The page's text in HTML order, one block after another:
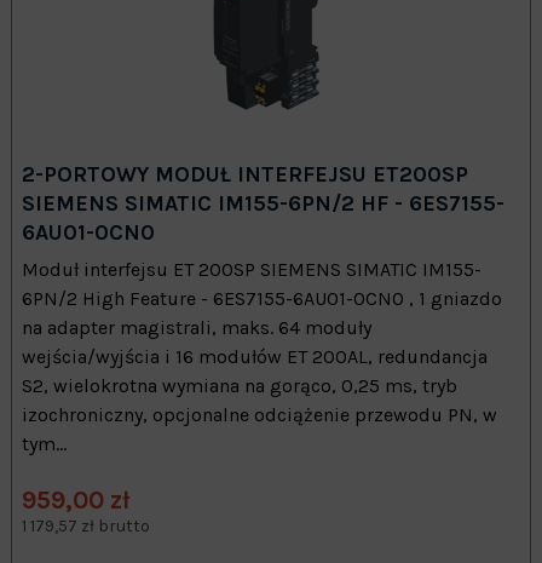
2-PORTOWY MODUŁ INTERFEJSU ET200SP
SIEMENS SIMATIC IM155-6PN/2 HF - 6ES7155-
6AU01-0CN0
Moduł interfejsu ET 200SP SIEMENS SIMATIC IM155-
6PN/2 High Feature - 6ES7155-6AU01-0CN0 , 1 gniazdo
na adapter magistrali, maks. 64 moduły
wejścia/wyjścia i 16 modułów ET 200AL, redundancja
S2, wielokrotna wymiana na gorąco, 0,25 ms, tryb
izochroniczny, opcjonalne odciążenie przewodu PN, w
tym...
959,00 zł
1 179,57 zł brutto